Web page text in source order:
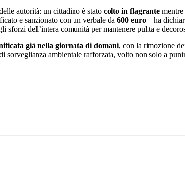
autorità: un cittadino è stato colto in flagrante mentre
e sanzionato con un verbale da 600 euro – ha
dell’intera comunità per mantenere pulita e
già nella giornata di domani, con la rimozione
sorveglianza ambientale rafforzata, volto non solo a